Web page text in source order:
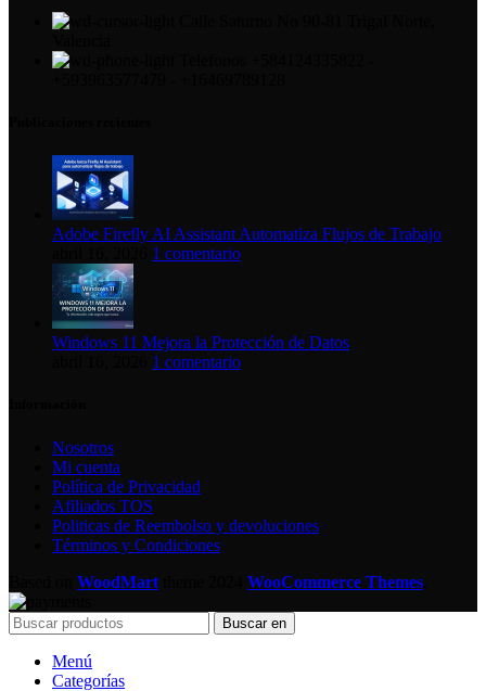
Adobe Firefly AI Assistant Automatiza Flujos de Trabajo
1 comentario
Windows 11 Mejora la Protección de Datos
1 comentario
Nosotros
Mi cuenta
Política de Privacidad
Afiliados TOS
Politicas de Reembolso y devoluciones
Términos y Condiciones
WoodMart WooCommerce Themes
Buscar en
Menú
Categorías